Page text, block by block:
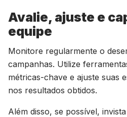
Avalie, ajuste e
equipe
Monitore regularmente o
campanhas. Utilize
métricas-chave e ajuste suas
nos resultados obtidos.
Além disso, se possível,